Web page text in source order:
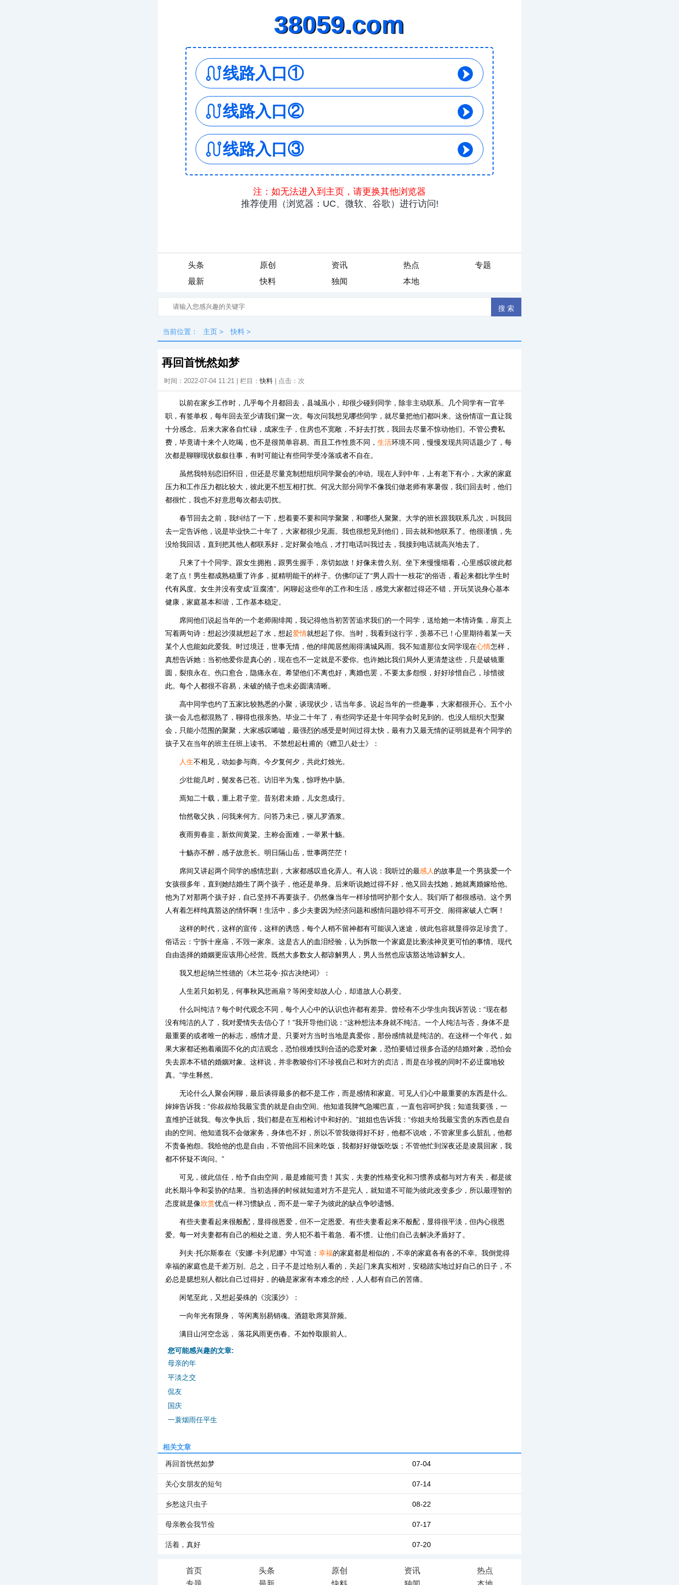
头条 原创 资讯 热点
专题
最新
快料 独闻 本地
当前位置： 主页 > 快料 >
再回首恍然如梦
时间：2022-07-04 11:21 | 栏目：快料 | 点击： 次
以前在家乡工作时，几乎每个月都回去，县城虽小，却很少碰到同学，除非主动联系。几个同学有一官半
职，有签单权，每年回去至少请我们聚一次。每次问我想见哪些同学，就尽量把他们都叫来。这份情谊一直让我
十分感念。后来大家各自忙碌，成家生子，住房也不宽敞，不好去打扰，我回去尽量不惊动他们。不管公费私
费，毕竟请十来个人吃喝，也不是很简单容易。而且工作性质不同， 生活环境不同，慢慢发现共同话题少了，每
次都是聊聊现状叙叙往事，有时可能让有些同学受冷落或者不自在。
虽然我特别恋旧怀旧，但还是尽量克制想组织同学聚会的冲动。现在人到中年，上有老下有小，大家的家庭
压力和工作压力都比较大，彼此更不想互相打扰。何况大部分同学不像我们做老师有寒暑假，我们回去时，他们
都很忙，我也不好意思每次都去叨扰。
春节回去之前，我纠结了一下，想着要不要和同学聚聚，和哪些人聚聚。大学的班长跟我联系几次，叫我回
去一定告诉他，说是毕业快二十年了，大家都很少见面。我也很想见到他们，回去就和他联系了。他很谨慎，先
没给我回话，直到把其他人都联系好，定好聚会地点，才打电话叫我过去，我接到电话就高兴地去了。
只来了十个同学。跟女生拥抱，跟男生握手，亲切如故！好像未曾久别。坐下来慢慢细看，心里感叹彼此都
老了点！男生都成熟稳重了许多，挺精明能干的样子。仿佛印证了“男人四十一枝花”的俗语，看起来都比学生时
代有风度。女生并没有变成“豆腐渣”。闲聊起这些年的工作和生活，感觉大家都过得还不错，开玩笑说身心基本
健康，家庭基本和谐，工作基本稳定。
席间他们说起当年的一个老师闹绯闻，我记得他当初苦苦追求我们的一个同学，送给她一本情诗集，扉页上
写着两句诗：想起沙漠就想起了水，想起爱情就想起了你。当时，我看到这行字，羡慕不已！心里期待着某一天
某个人也能如此爱我。时过境迁，世事无情，他的绯闻居然闹得满城风雨。我不知道那位女同学现在心情怎样，
真想告诉她：当初他爱你是真心的，现在也不一定就是不爱你。也许她比我们局外人更清楚这些，只是破镜重
圆，裂痕永在。伤口愈合，隐痛永在。希望他们不离也好，离婚也罢，不要太多怨恨，好好珍惜自己，珍惜彼
此。每个人都很不容易，未破的镜子也未必圆满清晰。
高中同学也约了五家比较熟悉的小聚，谈现状少，话当年多。说起当年的一些趣事，大家都很开心。五个小
孩一会儿也都混熟了，聊得也很亲热。毕业二十年了，有些同学还是十年同学会时见到的。也没人组织大型聚
会，只能小范围的聚聚，大家感叹唏嘘，最强烈的感受是时间过得太快，最有力又最无情的证明就是有个同学的
孩子又在当年的班主任班上读书。 不禁想起杜甫的《赠卫八处士》：
人生不相见，动如参与商。今夕复何夕，共此灯烛光。
少壮能几时，鬓发各已苍。访旧半为鬼，惊呼热中肠。
焉知二十载，重上君子堂。昔别君未婚，儿女忽成行。
怡然敬父执，问我来何方。问答乃未已，驱儿罗酒浆。
夜雨剪春韭，新炊间黄粱。主称会面难，一举累十觞。
十觞亦不醉，感子故意长。明日隔山岳，世事两茫茫！
席间又讲起两个同学的感情悲剧，大家都感叹造化弄人。有人说：我听过的最感人 的故事是一个男孩爱一个
女孩很多年，直到她结婚生了两个孩子，他还是单身。后来听说她过得不好，他又回去找她，她就离婚嫁给他。
他为了对那两个孩子好，自己坚持不再要孩子。仍然像当年一样珍惜呵护那个女人。我们听了都很感动。这个男
人有着怎样纯真豁达的情怀啊！生活中，多少夫妻因为经济问题和感情问题吵得不可开交、闹得家破人亡啊！
这样的时代，这样的宣传，这样的诱惑，每个人稍不留神都有可能误入迷途，彼此包容就显得弥足珍贵了。
俗话云：宁拆十座庙，不毁一家亲。这是古人的血泪经验，认为拆散一个家庭是比亵渎神灵更可怕的事情。现代
自由选择的婚姻更应该用心经营。既然大多数女人都谅解男人，男人当然也应该豁达地谅解女人。
我又想起纳兰性德的《木兰花令·拟古决绝词》：
人生若只如初见，何事秋风悲画扇？等闲变却故人心，却道故人心易变。
什么叫纯洁？每个时代观念不同，每个人心中的认识也许都有差异。曾经有不少学生向我诉苦说：“现在都
没有纯洁的人了，我对爱情失去信心了！”我开导他们说：“这种想法本身就不纯洁。一个人纯洁与否，身体不是
最重要的或者唯一的标志，感情才是。只要对方当时当地是真爱你，那份感情就是纯洁的。在这样一个年代，如
果大家都还抱着顽固不化的贞洁观念，恐怕很难找到合适的恋爱对象，恐怕要错过很多合适的结婚对象，恐怕会
失去原本不错的婚姻对象。这样说，并非教唆你们不珍视自己和对方的贞洁，而是在珍视的同时不必迂腐地较
真。”学生释然。
无论什么人聚会闲聊，最后谈得最多的都不是工作，而是感情和家庭。可见人们心中最重要的东西是什么。
婶婶告诉我：“你叔叔给我最宝贵的就是自由空间。他知道我脾气急嘴巴直，一直包容呵护我；知道我要强，一
直维护迁就我。每次争执后，我们都是在互相检讨中和好的。”姐姐也告诉我：“你姐夫给我最宝贵的东西也是自
由的空间。他知道我不会做家务，身体也不好，所以不管我做得好不好，他都不说啥，不管家里多么脏乱，他都
不责备抱怨。我给他的也是自由，不管他回不回来吃饭，我都好好做饭吃饭；不管他忙到深夜还是凌晨回家，我
都不怀疑不询问。”
可见，彼此信任，给予自由空间，最是难能可贵！其实，夫妻的性格变化和习惯养成都与对方有关，都是彼
此长期斗争和妥协的结果。当初选择的时候就知道对方不是完人，就知道不可能为彼此改变多少，所以最理智的
态度就是像欣赏优点一样习惯缺点，而不是一辈子为彼此的缺点争吵遗憾。
有些夫妻看起来很般配，显得很恩爱，但不一定恩爱。有些夫妻看起来不般配，显得很平淡，但内心很恩
爱。每一对夫妻都有自己的相处之道。旁人犯不着干着急、看不惯。让他们自己去解决矛盾好了。
列夫·托尔斯泰在《安娜·卡列尼娜》中写道： 幸福的家庭都是相似的，不幸的家庭各有各的不幸。我倒觉得
幸福的家庭也是千差万别。总之，日子不是过给别人看的，关起门来真实相对，安稳踏实地过好自己的日子，不
必总是臆想别人都比自己过得好，的确是家家有本难念的经，人人都有自己的苦痛。
闲笔至此，又想起晏殊的《浣溪沙》：
一向年光有限身， 等闲离别易销魂。酒筵歌席莫辞频。
满目山河空念远， 落花风雨更伤春。不如怜取眼前人。
您可能感兴趣的文章:
母亲的年
平淡之交
侃友
国庆
一蓑烟雨任平生
相关文章
07-04
再回首恍然如梦
07-14
关心女朋友的短句
08-22
乡愁这只虫子
07-17
母亲教会我节俭
07-20
活着，真好
首页 头条 原创 资讯
热点